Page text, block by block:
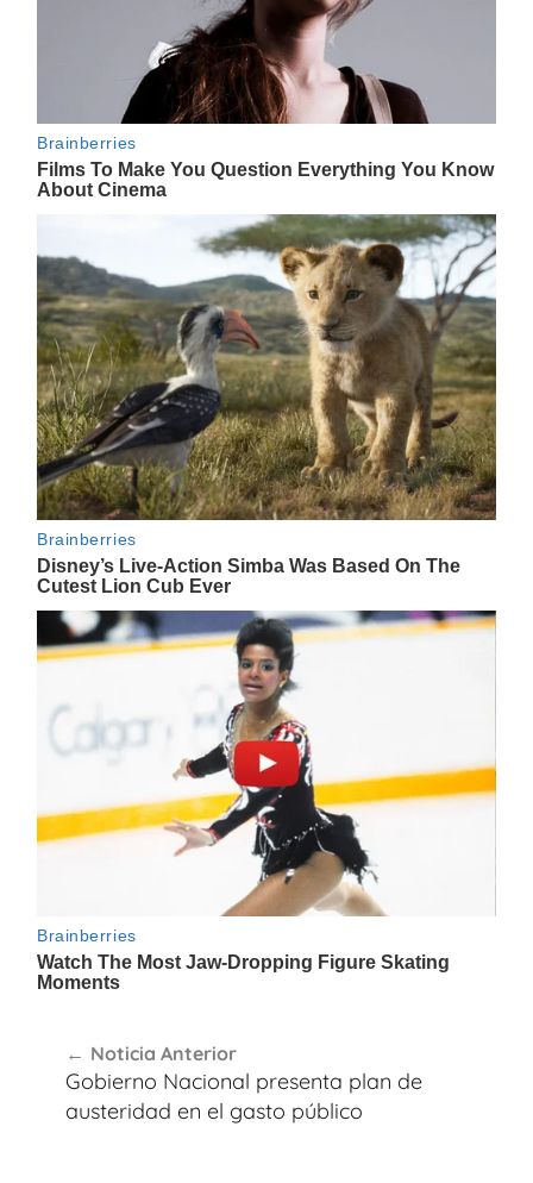
de
entradas
Noticia Anterior
Gobierno Nacional presenta plan de
austeridad en el gasto público